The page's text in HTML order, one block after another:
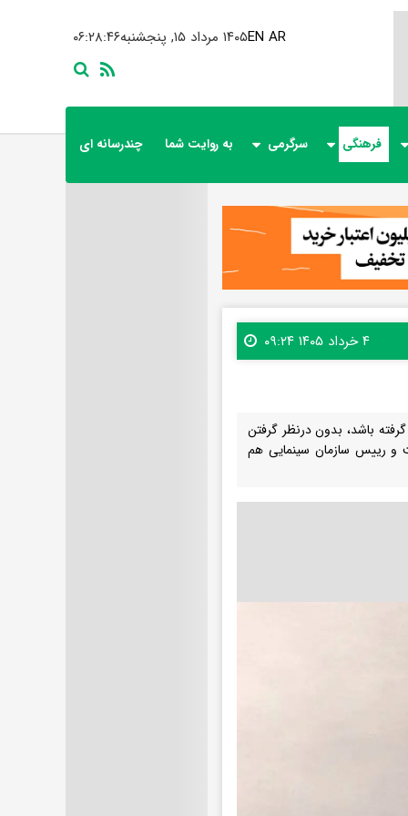
۰۶:۲۸:۴۷ ۱۴۰۵ مرداد ۱۵, پنجشنبهEN AR
فرهنگی سرگرمی به روایت شما چندرسانه ای
۴ خرداد ۱۴۰۵ ۰۹:۲۴
باشد، بدون درنظر گرفتن
و رییس سازمان سینمایی هم